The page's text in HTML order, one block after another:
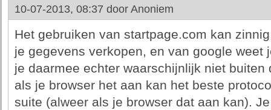
10-07-2013, 08:37 door Anoniem
Het gebruiken van startpage.com kan
je gegevens verkopen, en van google weet
je daarmee echter waarschijnlijk niet buiten
als je browser het aan kan het beste
suite (alweer als je browser dat aan kan).